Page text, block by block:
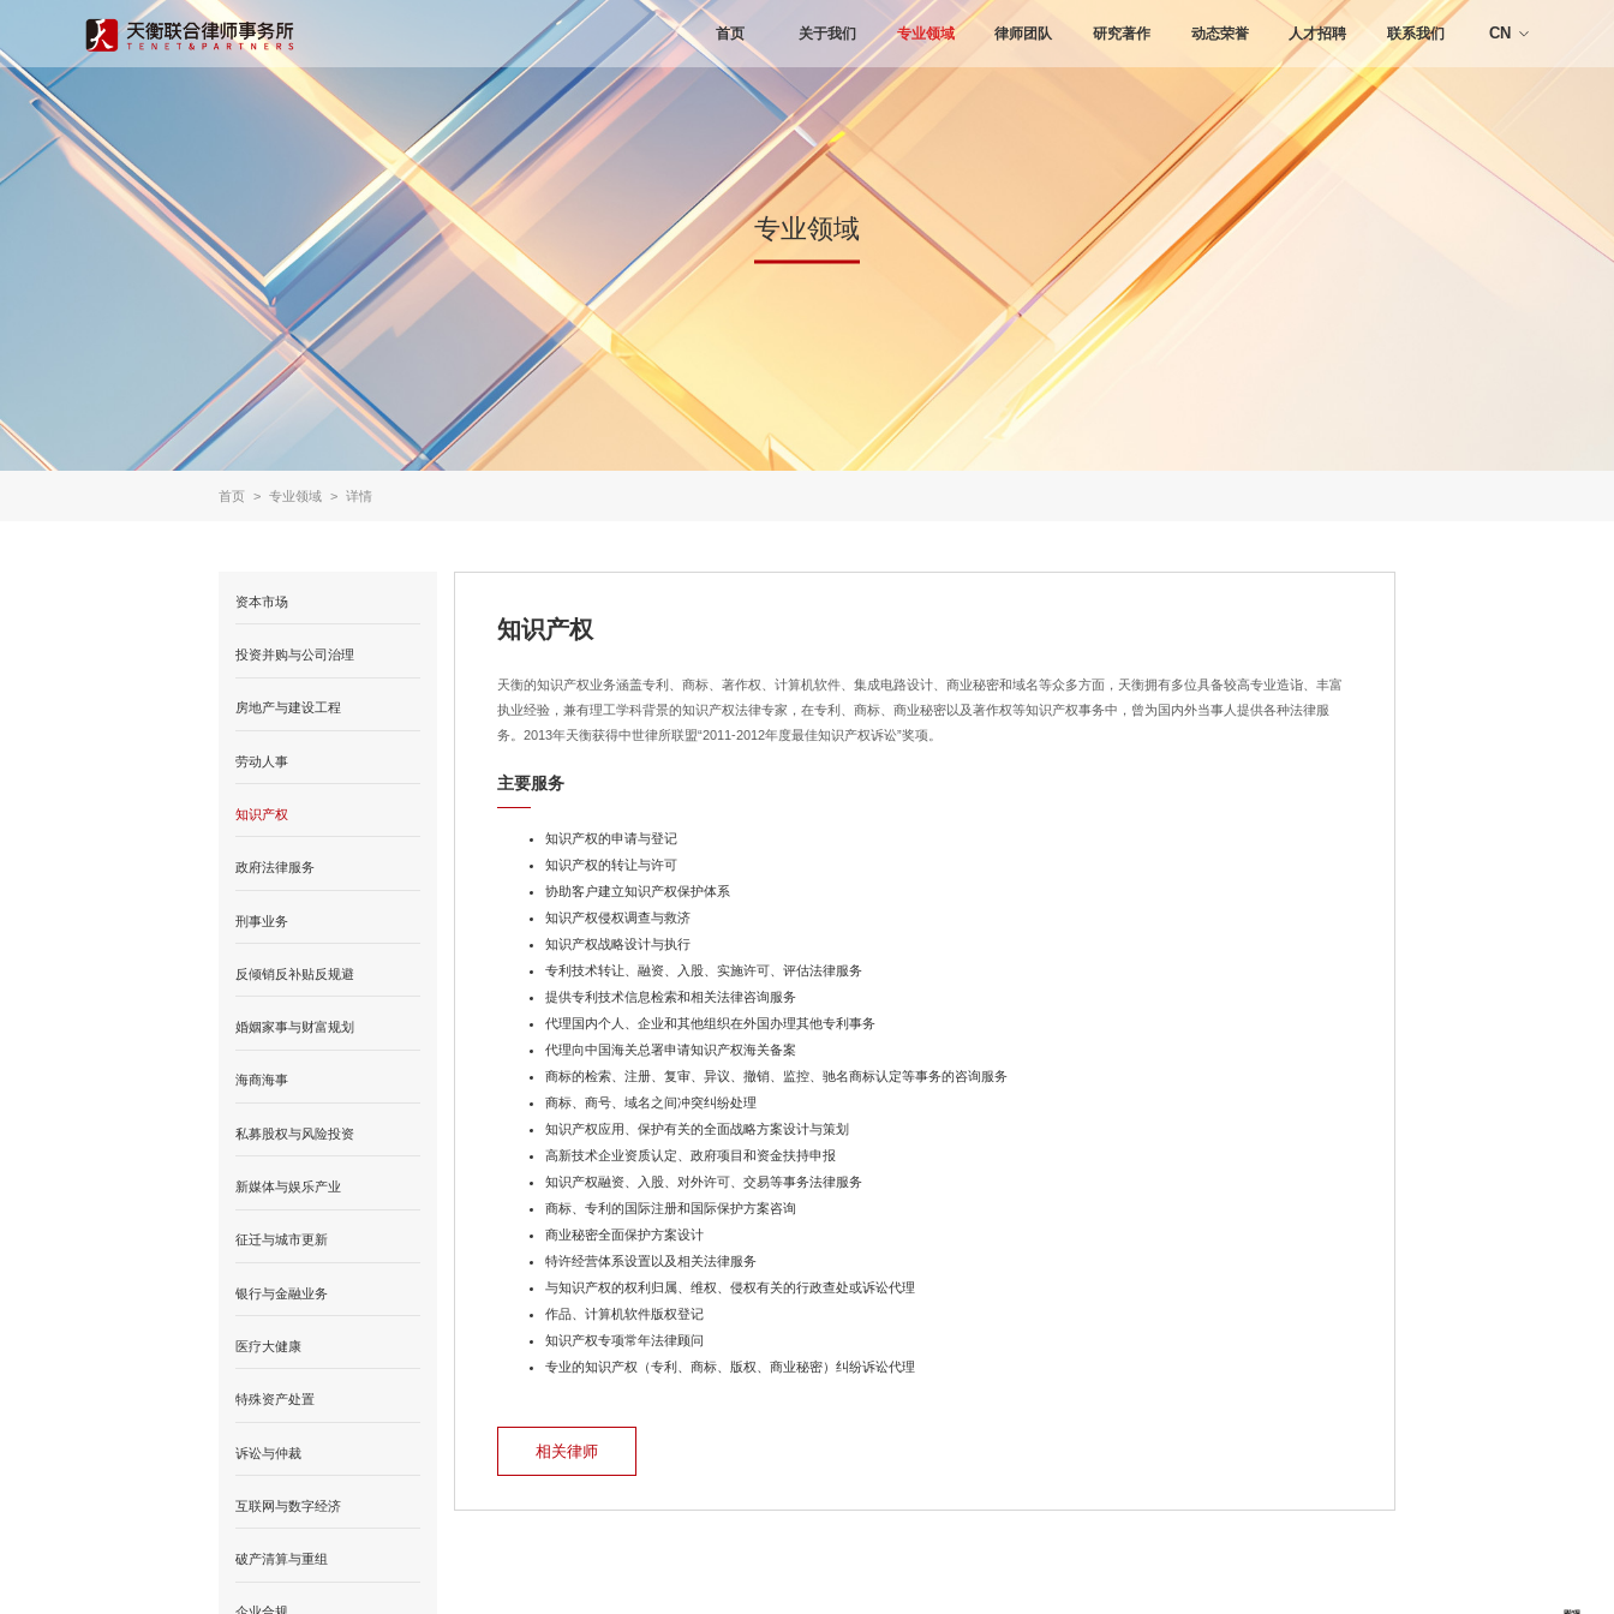
首页 关于我们 专业领域 律师团队 研究著作 动态荣誉 人才招聘 联系我们 CN
专业领域
首页 > 专业领域 > 详情
资本市场
投资并购与公司治理
房地产与建设工程
劳动人事
知识产权
政府法律服务
刑事业务
反倾销反补贴反规避
婚姻家事与财富规划
海商海事
私募股权与风险投资
新媒体与娱乐产业
征迁与城市更新
银行与金融业务
医疗大健康
特殊资产处置
诉讼与仲裁
互联网与数字经济
破产清算与重组
知识产权
天衡的知识产权业务涵盖专利、商标、著作权、计算机软件、集成电路设计、商业秘密和域名等众多方面，天衡拥有多位具备较高专业造诣、丰富
执业经验，兼有理工学科背景的知识产权法律专家，在专利、商标、商业秘密以及著作权等知识产权事务中，曾为国内外当事人提供各种法律服
务。2013年天衡获得中世律所联盟“2011-2012年度最佳知识产权诉讼”奖项。
主要服务
知识产权的申请与登记
知识产权的转让与许可
协助客户建立知识产权保护体系
知识产权侵权调查与救济
知识产权战略设计与执行
专利技术转让、融资、入股、实施许可、评估法律服务
提供专利技术信息检索和相关法律咨询服务
代理国内个人、企业和其他组织在外国办理其他专利事务
代理向中国海关总署申请知识产权海关备案
商标的检索、注册、复审、异议、撤销、监控、驰名商标认定等事务的咨询服务
商标、商号、域名之间冲突纠纷处理
知识产权应用、保护有关的全面战略方案设计与策划
高新技术企业资质认定、政府项目和资金扶持申报
知识产权融资、入股、对外许可、交易等事务法律服务
商标、专利的国际注册和国际保护方案咨询
商业秘密全面保护方案设计
特许经营体系设置以及相关法律服务
与知识产权的权利归属、维权、侵权有关的行政查处或诉讼代理
作品、计算机软件版权登记
知识产权专项常年法律顾问
专业的知识产权（专利、商标、版权、商业秘密）纠纷诉讼代理
相关律师